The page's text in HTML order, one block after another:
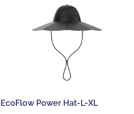
EcoFlow Power Hat-L-XL